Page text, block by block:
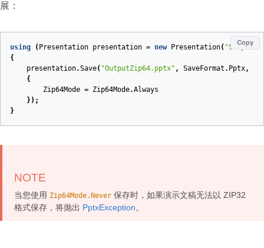
展：
Copy
using ( Presentation presentation = new Presentation(
{
presentation.Save( "OutputZip64.pptx" , SaveFormat . Pptx,
{
Zip64Mode = Zip64Mode.Always
});
}
NOTE
当您使用 Zip64Mode.Never 保存时，如果演示文稿无法以 ZIP32
格式保存，将抛出 PptxException。